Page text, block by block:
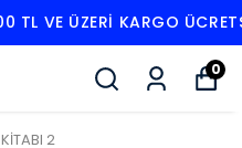
ÜCRETSIZ
0
2